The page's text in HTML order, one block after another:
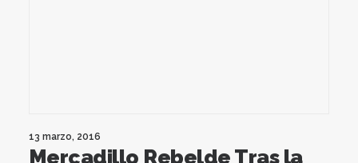
13 marzo, 2016
Mercadillo Rebelde Tras la